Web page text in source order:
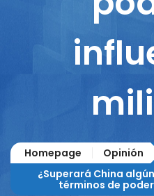
Homepage
Opinión
¿Superará China
términos de